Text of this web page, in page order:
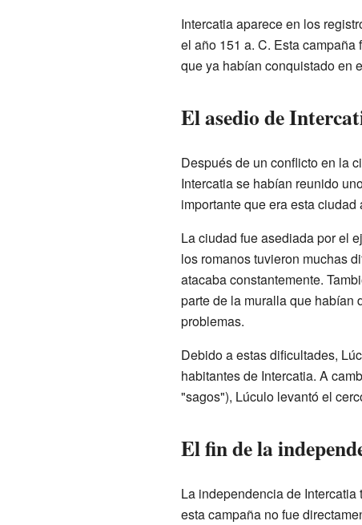
Intercatia aparece en los
el año 151 a. C. Esta campaña
que ya habían conquistado en
El asedio de
Después de un conflicto en la
Intercatia se habían reunido
importante que era esta
La ciudad fue asediada por el
los romanos tuvieron muchas
atacaba constantemente.
parte de la muralla que habían
problemas.
Debido a estas dificultades,
habitantes de Intercatia. A
"sagos"), Lúculo levantó el
El fin de la
La independencia de
esta campaña no fue